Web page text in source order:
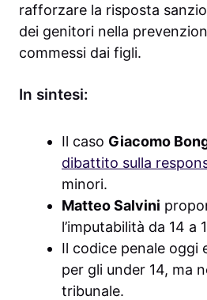
rafforzare la risposta
dei genitori nella
commessi dai figli.
In sintesi:
Il caso Giacomo
dibattito sulla
minori.
Matteo Salvini
l’imputabilità da 14 a
Il codice penale oggi
per gli under 14, ma
tribunale.